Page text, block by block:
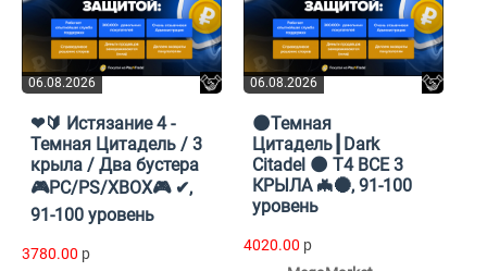
06.08.2026
❤🔰 Истязание 4 -
Темная Цитадель / 3
крыла / Два бустера
🎮PC/PS/XBOX🎮 ✔,
91-100 уровень
3780.00 p
06.08.2026
🌑Темная
Цитадель┃Dark
Citadel 🌑 T4 ВСЕ 3
КРЫЛА 🦇🌑, 91-100
уровень
4020.00 p